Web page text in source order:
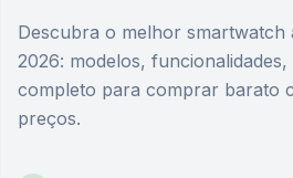
Descubra o melhor smartwatch
2026: modelos,
completo para comprar barato
preços.